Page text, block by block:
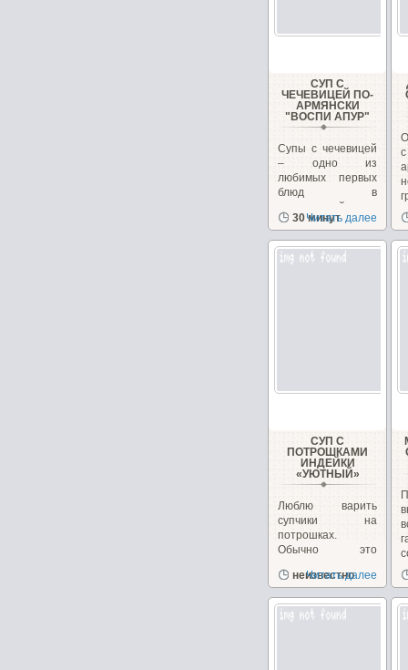
СУП С
ЧЕЧЕВИЦЕЙ ПО-
АРМЯНСКИ
"ВОСПИ АПУР"
Супы с чечевицей
– одно из
любимых первых
блюд в
закавказской
кухне, в Армении...
30 минут
Читать далее
СУП С
ПОТРОШКАМИ
ИНДЕЙКИ
«УЮТНЫЙ»
Люблю варить
супчики на
потрошках.
Обычно это
сегодня у меня
неизвестно
Читать далее